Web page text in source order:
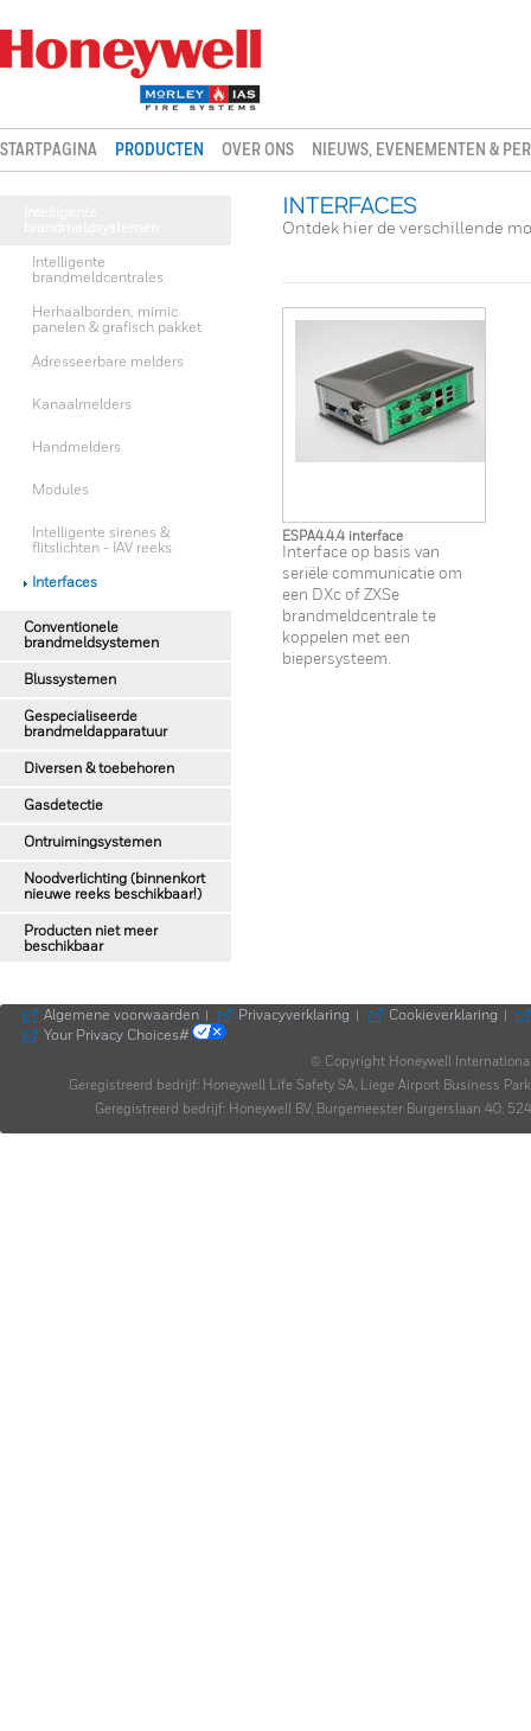
STARTPAGINA PRODUCTEN OVER ONS NIEUWS, EVENEMENTEN &
Intelligente
brandmeldcentrales
Herhaalborden, mimic
panelen & grafisch pakket
Adresseerbare melders
Kanaalmelders
Handmelders
Modules
Intelligente sirenes &
flitslichten - IAV reeks
Interfaces
Conventionele
brandmeldsystemen
Blussystemen
Gespecialiseerde
brandmeldapparatuur
Diversen & toebehoren
Gasdetectie
Ontruimingsystemen
Noodverlichting (binnenkort
nieuwe reeks beschikbaar!)
Producten niet meer
beschikbaar
INTERFACES
Ontdek hier de verschillende
ESPA4.4.4 interface
Interface op basis van
seriële communicatie om
een DXc of ZXSe
brandmeldcentrale te
koppelen met een
biepersysteem.
Algemene voorwaarden Privacyverklaring Cookieverklaring
Your Privacy Choices#
© Copyright Honeywell
Geregistreerd bedrijf: Honeywell Life Safety SA, Liege Airport Business
Geregistreerd bedrijf: Honeywell BV, Burgemeester Burgerslaan 40,